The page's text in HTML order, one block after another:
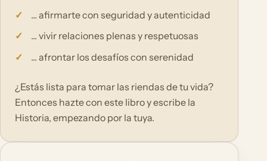
... afirmarte con seguridad y autenticidad
... vivir relaciones plenas y respetuosas
... afrontar los desafíos con serenidad
¿Estás lista para tomar las riendas de tu vida?
Entonces hazte con este libro y escribe la
Historia, empezando por la tuya.